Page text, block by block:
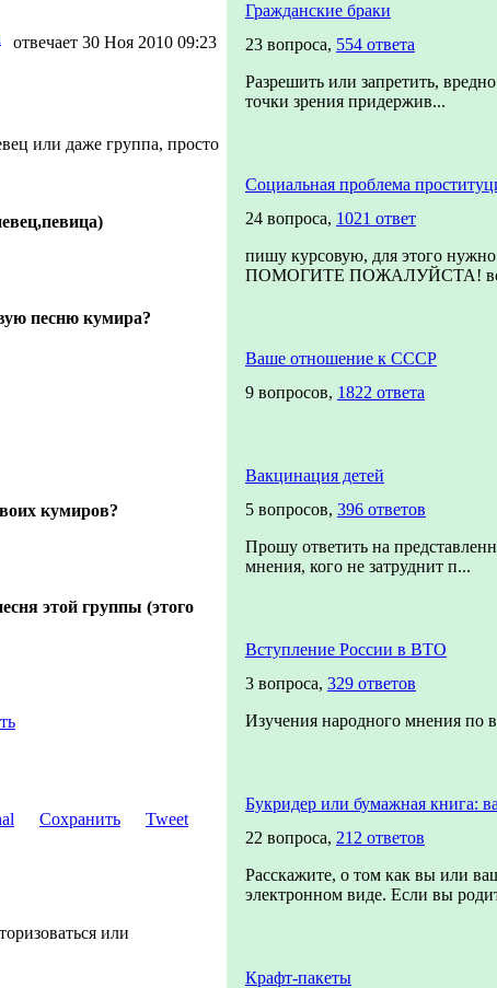
отвечает 30 Ноя 2010 09:23
или даже группа, просто
песню кумира?
кумиров?
этой группы (этого
Сохранить Tweet
или
Гражданские браки
23 вопроса, 554 ответа
Разрешить или запретить,
точки зрения придержив...
Социальная проблема
24 вопроса, 1021 ответ
пишу курсовую, для этого нужно
ПОМОГИТЕ ПОЖАЛУЙСТА!
Ваше отношение к СССР
9 вопросов, 1822 ответа
Вакцинация детей
5 вопросов, 396 ответов
Прошу ответить на
мнения, кого не затруднит п...
Вступление России в ВТО
3 вопроса, 329 ответов
Изучения народного мнения по
Букридер или бумажная книга:
22 вопроса, 212 ответов
Расскажите, о том как вы или
электронном виде. Если вы
Крафт-пакеты